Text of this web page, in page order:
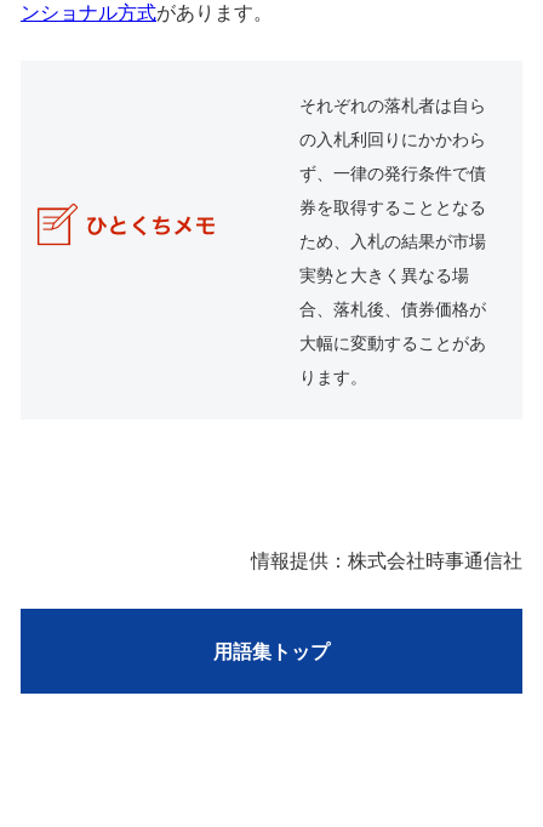
ンショナル方式があります。
それぞれの落札者は自ら
の入札利回りにかかわら
ず、一律の発行条件で債
券を取得することとなる
ため、入札の結果が市場
実勢と大きく異なる場
合、落札後、債券価格が
大幅に変動することがあ
ります。
情報提供：株式会社時事通信社
用語集トップ